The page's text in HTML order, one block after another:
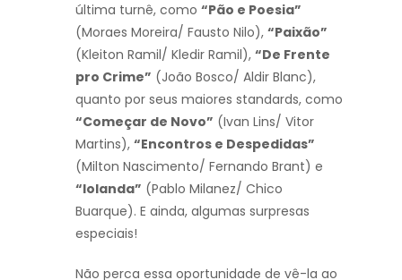
última turnê, como “Pão e Poesia”
(Moraes Moreira/ Fausto Nilo), “Paixão”
(Kleiton Ramil/ Kledir Ramil), “De Frente
pro Crime” (João Bosco/ Aldir Blanc),
quanto por seus maiores standards, como
“Começar de Novo” (Ivan Lins/ Vitor
Martins), “Encontros e Despedidas”
(Milton Nascimento/ Fernando Brant) e
“Iolanda” (Pablo Milanez/ Chico
Buarque). E ainda, algumas surpresas
especiais!
Não perca essa oportunidade de vê-la ao